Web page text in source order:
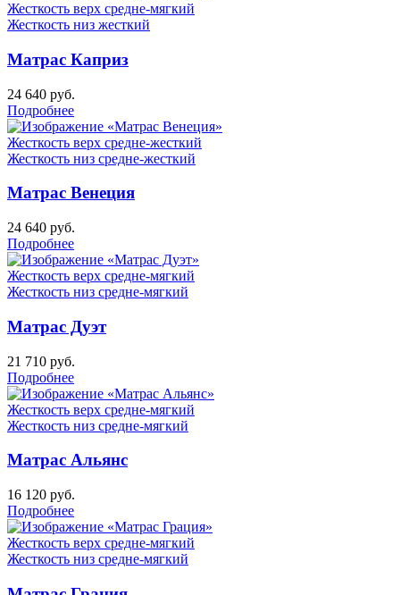
Жесткость верх средне-мягкий
Жесткость низ жесткий
Матрас Каприз
24 640 руб.
Подробнее
Жесткость верх средне-жесткий
Жесткость низ средне-жесткий
Матрас Венеция
24 640 руб.
Подробнее
Жесткость верх средне-мягкий
Жесткость низ средне-мягкий
Матрас Дуэт
21 710 руб.
Подробнее
Жесткость верх средне-мягкий
Жесткость низ средне-мягкий
Матрас Альянс
16 120 руб.
Подробнее
Жесткость верх средне-мягкий
Жесткость низ средне-мягкий